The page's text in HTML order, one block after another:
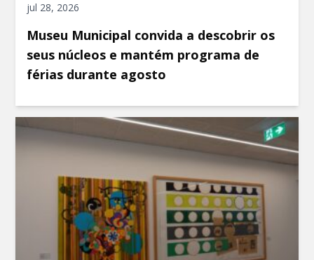
jul 28, 2026
Museu Municipal convida a descobrir os
seus núcleos e mantém programa de
férias durante agosto